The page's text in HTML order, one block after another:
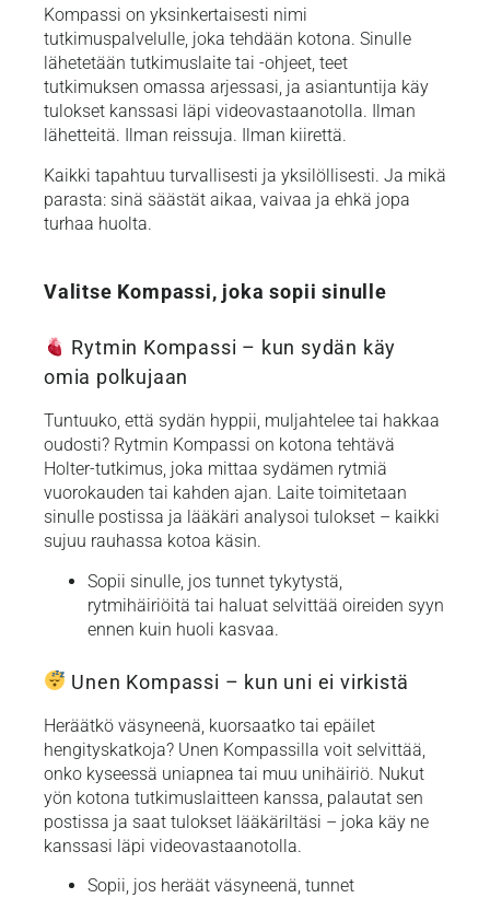
Kompassi on yksinkertaisesti nimi
tutkimuspalvelulle, joka tehdään kotona. Sinulle
lähetetään tutkimuslaite tai -ohjeet, teet
tutkimuksen omassa arjessasi, ja asiantuntija käy
tulokset kanssasi läpi videovastaanotolla. Ilman
lähetteitä. Ilman reissuja. Ilman kiirettä.
Kaikki tapahtuu turvallisesti ja yksilöllisesti. Ja mikä
parasta: sinä säästät aikaa, vaivaa ja ehkä jopa
turhaa huolta.
Valitse Kompassi, joka sopii sinulle
Rytmin Kompassi – kun sydän käy
omia polkujaan
Tuntuuko, että sydän hyppii, muljahtelee tai hakkaa
oudosti? Rytmin Kompassi on kotona tehtävä
Holter-tutkimus, joka mittaa sydämen rytmiä
vuorokauden tai kahden ajan. Laite toimitetaan
sinulle postissa ja lääkäri analysoi tulokset – kaikki
sujuu rauhassa kotoa käsin.
Sopii sinulle, jos tunnet tykytystä,
rytmihäiriöitä tai haluat selvittää oireiden syyn
ennen kuin huoli kasvaa.
Unen Kompassi – kun uni ei virkistä
Heräätkö väsyneenä, kuorsaatko tai epäilet
hengityskatkoja? Unen Kompassilla voit selvittää,
onko kyseessä uniapnea tai muu unihäiriö. Nukut
yön kotona tutkimuslaitteen kanssa, palautat sen
postissa ja saat tulokset lääkäriltäsi – joka käy ne
kanssasi läpi videovastaanotolla.
Sopii, jos heräät väsyneenä, tunnet